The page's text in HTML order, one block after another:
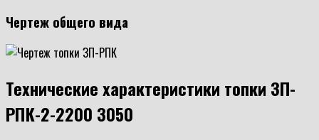
Чертеж общего вида
Технические характеристики топки ЗП-
РПК-2-2200 3050